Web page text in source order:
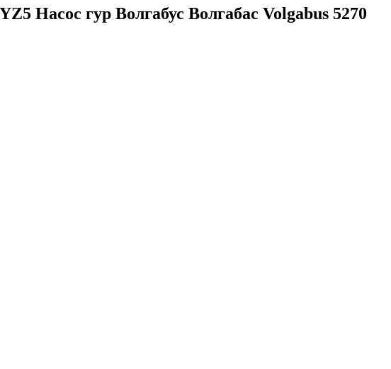
Насос гур Волгабус Волгабас Volgabus 5270